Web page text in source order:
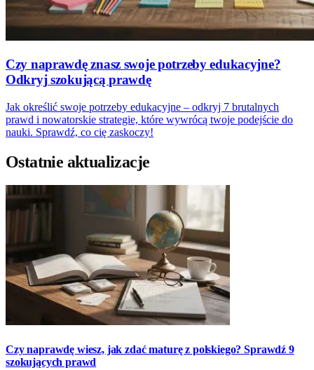
Czy naprawdę znasz swoje potrzeby edukacyjne?
Odkryj szokującą prawdę
Jak określić swoje potrzeby edukacyjne – odkryj 7 brutalnych
prawd i nowatorskie strategie, które wywrócą twoje podejście do
nauki. Sprawdź, co cię zaskoczy!
Ostatnie aktualizacje
Czy naprawdę wiesz, jak zdać maturę z polskiego? Sprawdź 9
szokujących prawd